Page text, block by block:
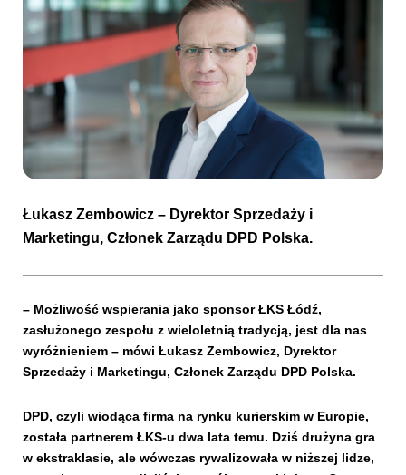
SKLEP KUP BILET
Łukasz Zembowicz – Dyrektor Sprzedaży i
Marketingu, Członek Zarządu DPD Polska.
– Możliwość wspierania jako sponsor ŁKS Łódź,
zasłużonego zespołu z wieloletnią tradycją, jest dla nas
wyróżnieniem – mówi Łukasz Zembowicz, Dyrektor
Sprzedaży i Marketingu, Członek Zarządu DPD Polska.
DPD, czyli wiodąca firma na rynku kurierskim w Europie,
została partnerem ŁKS-u dwa lata temu. Dziś drużyna gra
w ekstraklasie, ale wówczas rywalizowała w niższej lidze,